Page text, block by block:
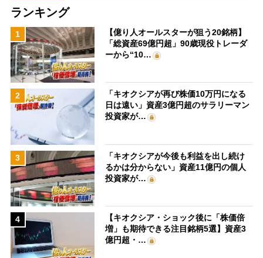
ランキング
1
【億り人オールスターが狙う20銘柄】
「総資産69億円超」90歳現役トレーダ
ーから“10…
2
「キオクシアが再び株価10万円になる
日は遠い」資産3億円超のサラリーマン
投資家が…
3
「キオクシアが今後も利益を出し続け
るかは分からない」資産11億円の個人
投資家が…
4
【キオクシア・ショック後に「株価倍
増」も期待できる注目銘柄5選】資産3
億円超・…